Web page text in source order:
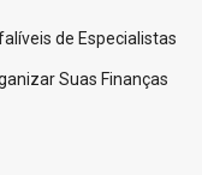
de Especialistas
Suas Finanças